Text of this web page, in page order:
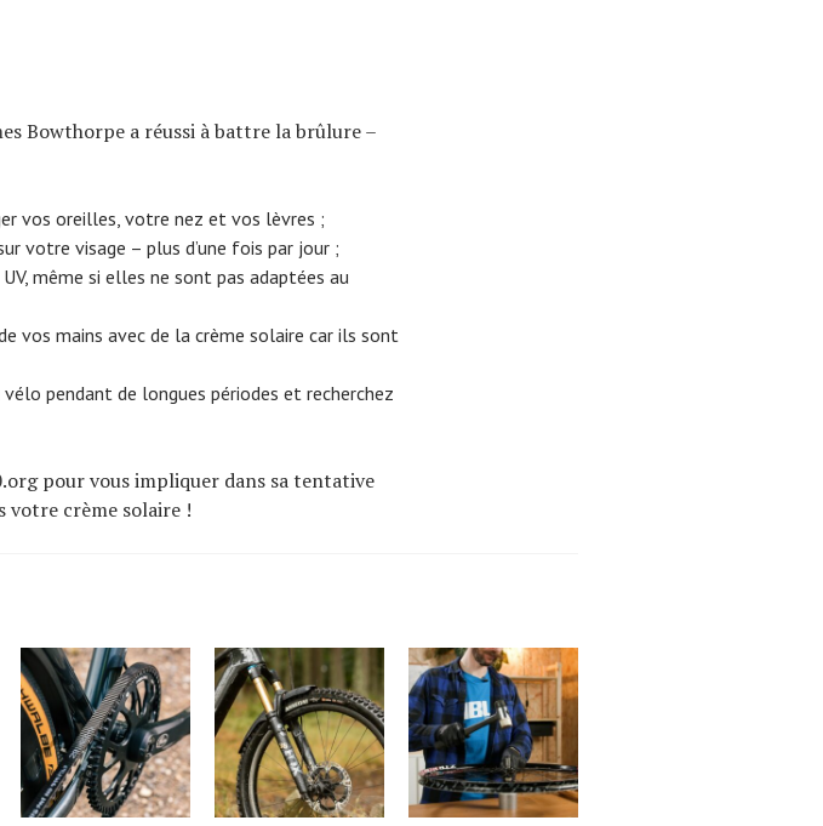
Bowthorpe a réussi à battre la brûlure –
vos oreilles, votre nez et vos lèvres ;
votre visage – plus d’une fois par jour ;
même si elles ne sont pas adaptées au
vos mains avec de la crème solaire car ils sont
pendant de longues périodes et recherchez
pour vous impliquer dans sa tentative
votre crème solaire !